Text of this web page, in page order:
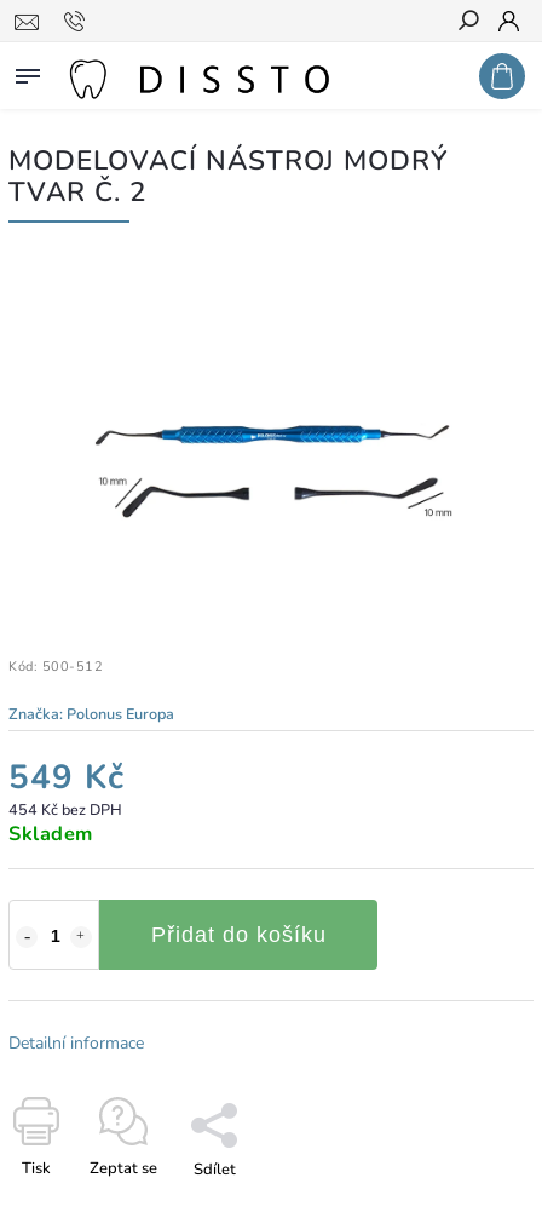
Hledat
MODELOVACÍ NÁSTROJ MODRÝ
TVAR Č. 2
Kód: 500-512
Značka: Polonus Europa
549 Kč
454 Kč bez DPH
Skladem
Přidat do košíku
Detailní informace
Tisk Zeptat se Sdílet